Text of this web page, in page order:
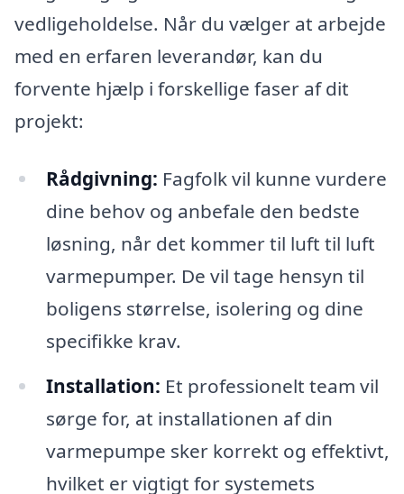
vedligeholdelse. Når du vælger at arbejde
med en erfaren leverandør, kan du
forvente hjælp i forskellige faser af dit
projekt:
Rådgivning: Fagfolk vil kunne vurdere
dine behov og anbefale den bedste
løsning, når det kommer til luft til luft
varmepumper. De vil tage hensyn til
boligens størrelse, isolering og dine
specifikke krav.
Installation: Et professionelt team vil
sørge for, at installationen af din
varmepumpe sker korrekt og effektivt,
hvilket er vigtigt for systemets